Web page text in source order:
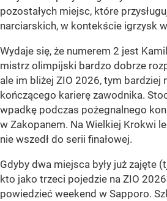
pozostałych miejsc, które
narciarskich, w kontekście igrzysk
Wydaje się, że numerem 2 jest
mistrz olimpijski bardzo dobrze
ale im bliżej ZIO 2026, tym bardziej
kończącego karierę zawodnika.
wpadkę podczas pożegnalnego
w Zakopanem. Na Wielkiej Krokwi
nie wszedł do serii finałowej.
Gdyby dwa miejsca były już zajęte
kto jako trzeci pojedzie na ZIO
powiedzieć weekend w Sapporo.